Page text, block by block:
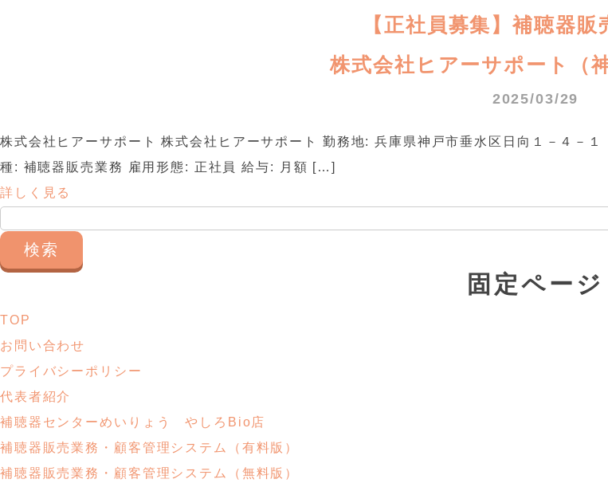
【正社員募集】補聴器販
株式会社ヒアーサポート（
2025/03/29
株式会社ヒアーサポート 株式会社ヒアーサポート 勤務地: 兵庫県神戸市垂水区日向１－４－
種: 補聴器販売業務 雇用形態: 正社員 給与: 月額 […]
詳しく見る
索:
固定ページ
TOP
お問い合わせ
プライバシーポリシー
代表者紹介
補聴器センターめいりょう やしろBio店
補聴器販売業務・ 顧客管理システム
（有料版）
補聴器販売業務・ 顧客管理システム
（無料版）